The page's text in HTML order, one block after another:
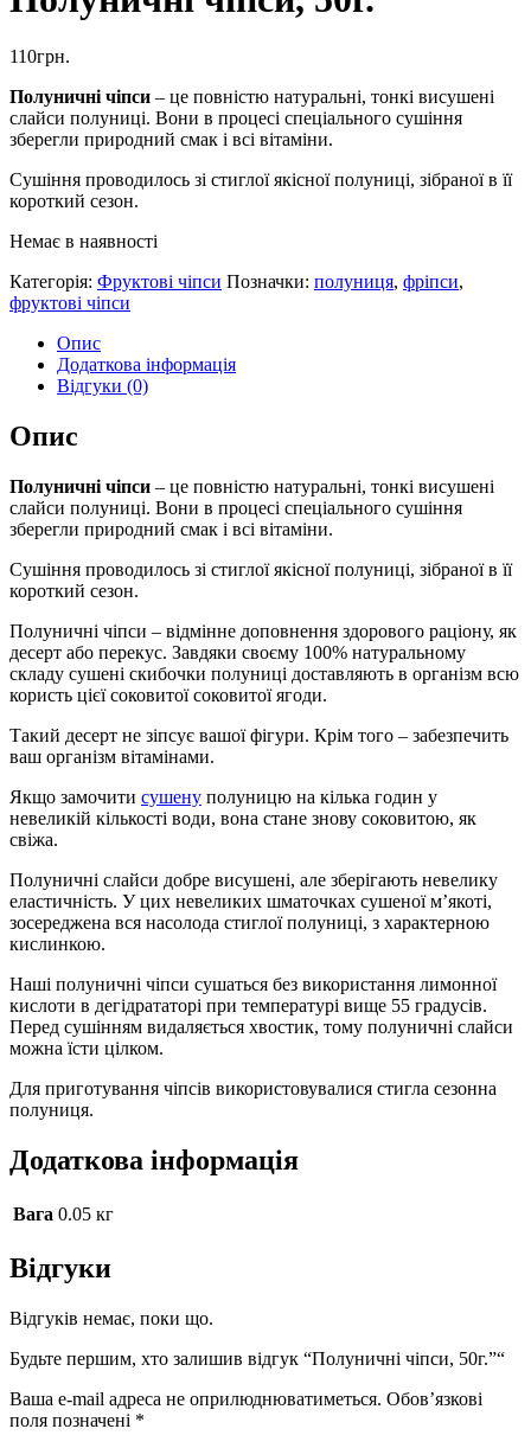
110грн.
Полуничні чіпси – це повністю натуральні, тонкі висушені
слайси полуниці. Вони в процесі спеціального сушіння
зберегли природний смак і всі вітаміни.
Сушіння проводилось зі стиглої якісної полуниці, зібраної в її
короткий сезон.
Немає в наявності
Категорія: Фруктові чіпси Позначки: полуниця, фріпси,
фруктові чіпси
Опис
Додаткова інформація
Відгуки (0)
Опис
Полуничні чіпси – це повністю натуральні, тонкі висушені
слайси полуниці. Вони в процесі спеціального сушіння
зберегли природний смак і всі вітаміни.
Сушіння проводилось зі стиглої якісної полуниці, зібраної в її
короткий сезон.
Полуничні чіпси – відмінне доповнення здорового раціону, як
десерт або перекус. Завдяки своєму 100% натуральному
складу сушені скибочки полуниці доставляють в організм всю
користь цієї соковитої соковитої ягоди.
Такий десерт не зіпсує вашої фігури. Крім того – забезпечить
ваш організм вітамінами.
Якщо замочити сушену полуницю на кілька годин у
невеликій кількості води, вона стане знову соковитою, як
свіжа.
Полуничні слайси добре висушені, але зберігають невелику
еластичність. У цих невеликих шматочках сушеної м’якоті,
зосереджена вся насолода стиглої полуниці, з характерною
кислинкою.
Наші полуничні чіпси сушаться без використання лимонної
кислоти в дегідрататорі при температурі вище 55 градусів.
Перед сушінням видаляється хвостик, тому полуничні слайси
можна їсти цілком.
Для приготування чіпсів використовувалися стигла сезонна
полуниця.
Додаткова інформація
Вага 0.05 кг
Відгуки
Відгуків немає, поки що.
Будьте першим, хто залишив відгук “Полуничні чіпси, 50г.”“
Ваша e-mail адреса не оприлюднюватиметься. Обов’язкові
поля позначені *